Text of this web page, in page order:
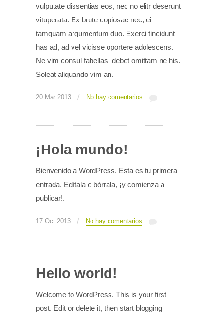
vulputate dissentias eos, nec no elitr deserunt
vituperata. Ex brute copiosae nec, ei
tamquam argumentum duo. Exerci tincidunt
has ad, ad vel vidisse oportere adolescens.
Ne vim consul fabellas, debet omittam ne his.
Soleat aliquando vim an.
20 Mar 2013 / No hay comentarios
¡Hola mundo!
Bienvenido a WordPress. Esta es tu primera
entrada. Edítala o bórrala, ¡y comienza a
publicar!.
17 Oct 2013 / No hay comentarios
Hello world!
Welcome to WordPress. This is your first
post. Edit or delete it, then start blogging!